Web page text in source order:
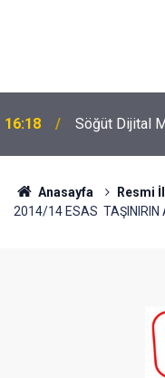
16:18 Söğüt Dijital
Anasayfa Resmi
2014/14 ESAS TAŞINIRIN